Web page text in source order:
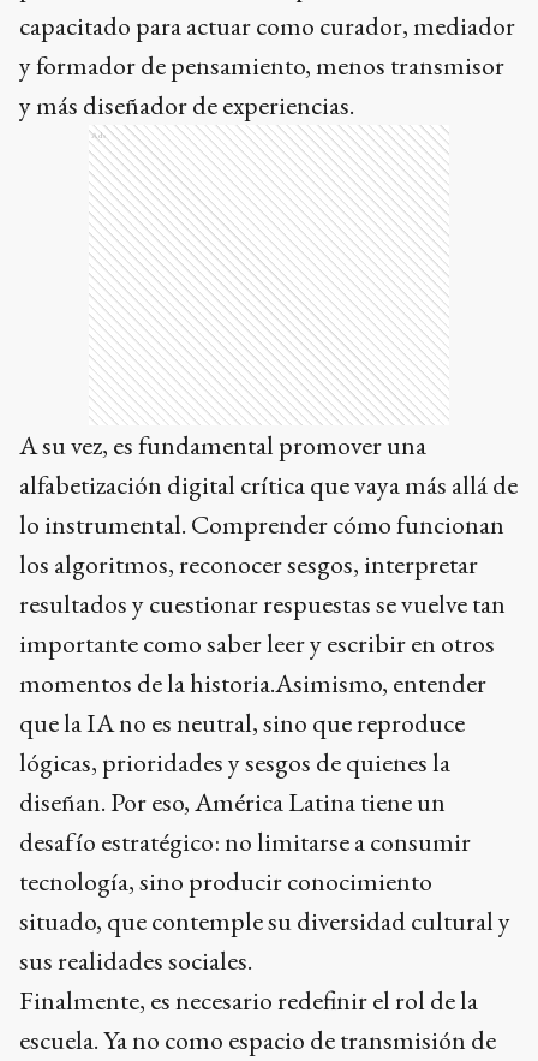
capacitado para actuar como curador, mediador
y formador de pensamiento, menos transmisor
y más diseñador de experiencias.
Ads
A su vez, es fundamental promover una
alfabetización digital crítica que vaya más allá de
lo instrumental. Comprender cómo funcionan
los algoritmos, reconocer sesgos, interpretar
resultados y cuestionar respuestas se vuelve tan
importante como saber leer y escribir en otros
momentos de la historia.Asimismo, entender
que la IA no es neutral, sino que reproduce
lógicas, prioridades y sesgos de quienes la
diseñan. Por eso, América Latina tiene un
desafío estratégico: no limitarse a consumir
tecnología, sino producir conocimiento
situado, que contemple su diversidad cultural y
sus realidades sociales.
Finalmente, es necesario redefinir el rol de la
escuela. Ya no como espacio de transmisión de